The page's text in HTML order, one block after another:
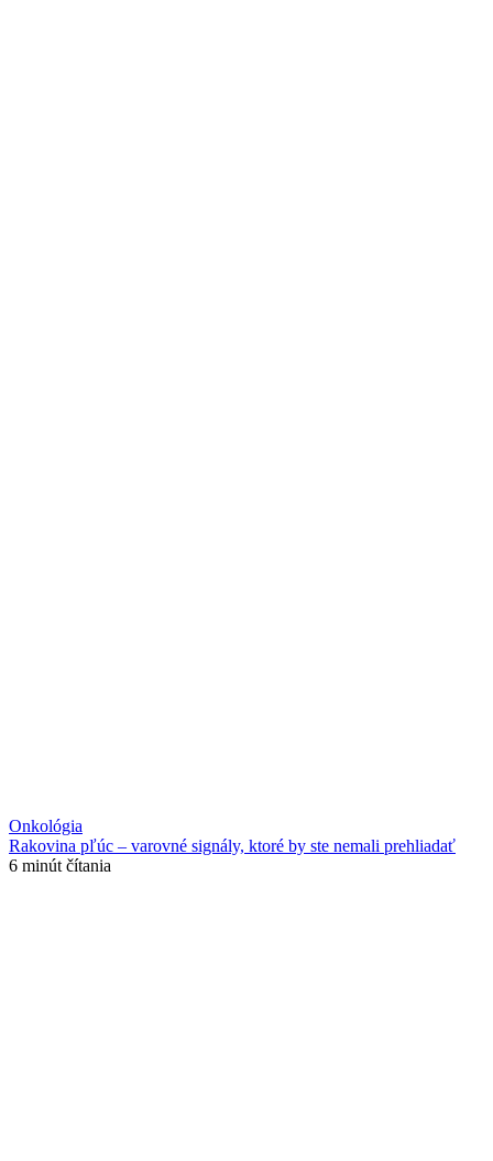
Onkológia
Rakovina pľúc – varovné signály, ktoré by ste nemali prehliadať
6 minút čítania